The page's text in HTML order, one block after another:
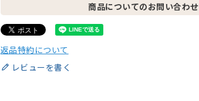
商品についてのお問い合わせ
返品特約について
レビューを書く